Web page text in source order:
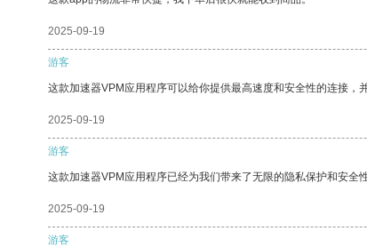
2025-09-19
游客
这款加速器VPM应用程序可以给你提供最高速度和安全性的连接，
2025-09-19
游客
这款加速器VPM应用程序已经为我们带来了无限的隐私保护和安全性
2025-09-19
游客